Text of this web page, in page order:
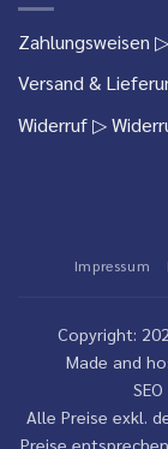
Zahlungsweisen
Versand &
Widerruf▷
Impressum
Copyright:
Made and
Alle Preise exkl.